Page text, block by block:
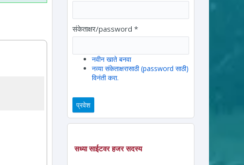
संकेताक्षर/password *
नवीन खाते बनवा
नव्या संकेताक्षरासाठी (password साठी)
विनंती करा.
सध्या साईटवर हजर सदस्य